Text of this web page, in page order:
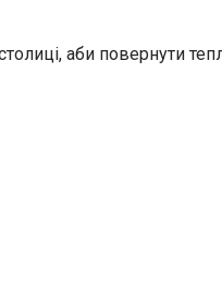
аби повернути